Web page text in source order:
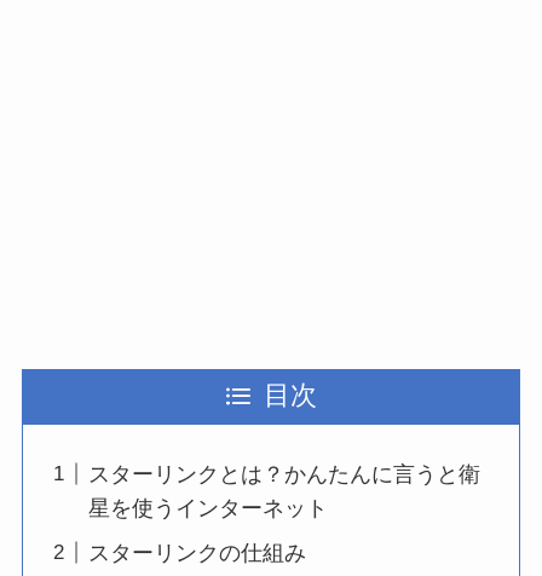
目次
スターリンクとは？かんたんに言うと衛
星を使うインターネット
スターリンクの仕組み